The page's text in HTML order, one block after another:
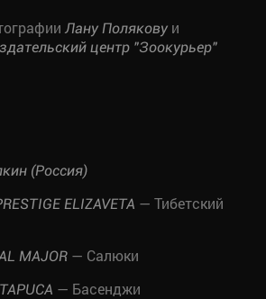
Лану Полякову и
центр "Зоокурьер"
(Россия)
ELIZAVETA — Тибетский
MAJOR — Салюки
— Басенджи